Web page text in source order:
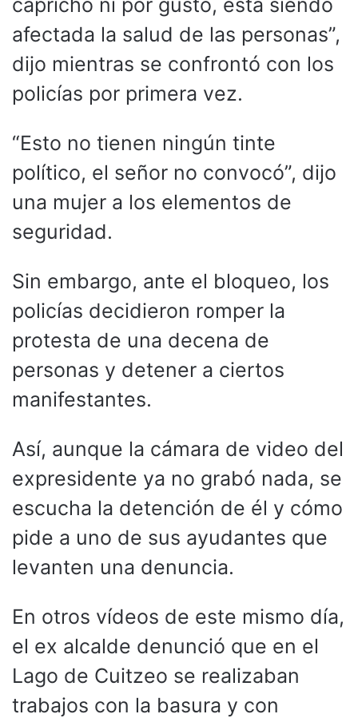
afectada la salud de las personas”,
dijo mientras se confrontó con los
policías por primera vez.
“Esto no tienen ningún tinte
político, el señor no convocó”, dijo
una mujer a los elementos de
seguridad.
Sin embargo, ante el bloqueo, los
policías decidieron romper la
protesta de una decena de
personas y detener a ciertos
manifestantes.
Así, aunque la cámara de video del
expresidente ya no grabó nada, se
escucha la detención de él y cómo
pide a uno de sus ayudantes que
levanten una denuncia.
En otros vídeos de este mismo día,
el ex alcalde denunció que en el
Lago de Cuitzeo se realizaban
trabajos con la basura y con